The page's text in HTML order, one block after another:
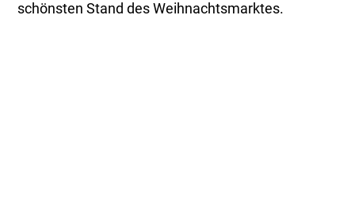
schönsten Stand des Weihnachtsmarktes.